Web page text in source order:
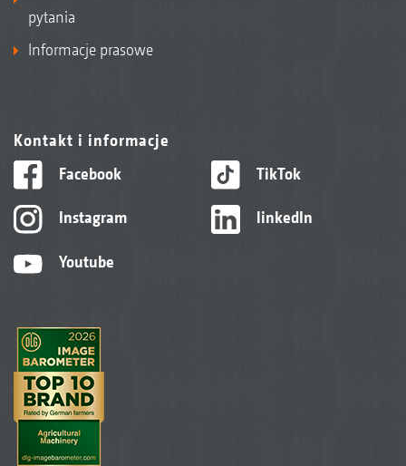
pytania
Informacje prasowe
Kontakt i informacje
Facebook
Instagram
Youtube
TikTok
linkedIn